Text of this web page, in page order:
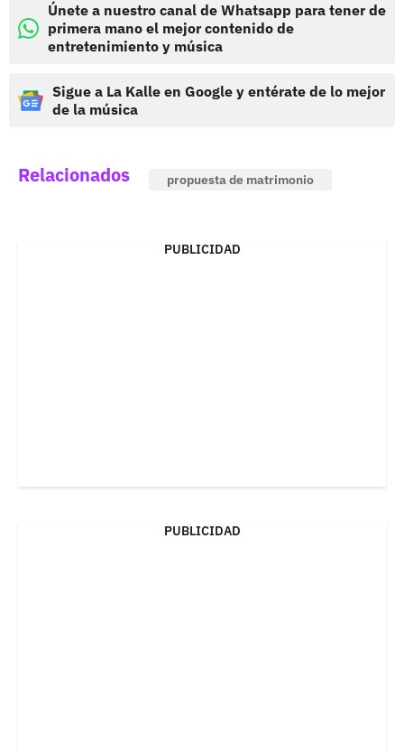
Únete a nuestro canal de Whatsapp para tener de
primera mano el mejor contenido de
entretenimiento y música
Sigue a La Kalle en Google y entérate de lo mejor
de la música
Relacionados propuesta de matrimonio
PUBLICIDAD
PUBLICIDAD